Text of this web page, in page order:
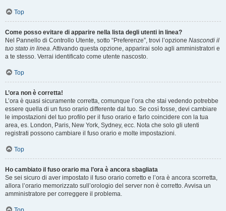
Top
Come posso evitare di apparire nella lista degli utenti in linea?
Nel Pannello di Controllo Utente, sotto “Preferenze”, trovi l’opzione Nascondi il
tuo stato in linea. Attivando questa opzione, apparirai solo agli amministratori e
a te stesso. Verrai identificato come utente nascosto.
Top
L’ora non è corretta!
L’ora è quasi sicuramente corretta, comunque l’ora che stai vedendo potrebbe
essere quella di un fuso orario differente dal tuo. Se così fosse, devi cambiare
le impostazioni del tuo profilo per il fuso orario e farlo coincidere con la tua
area, es. London, Paris, New York, Sydney, ecc. Nota che solo gli utenti
registrati possono cambiare il fuso orario e molte impostazioni.
Top
Ho cambiato il fuso orario ma l’ora è ancora sbagliata
Se sei sicuro di aver impostato il fuso orario corretto e l’ora è ancora scorretta,
allora l’orario memorizzato sull’orologio del server non è corretto. Avvisa un
amministratore per correggere il problema.